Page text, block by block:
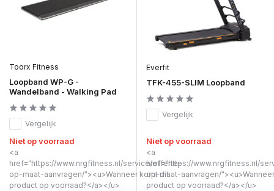
Toorx Fitness
Loopband WP-G -
Wandelband - Walking Pad
Vergelijk
Niet op voorraad
<a
href="https://www.nrgfitness.nl/service/offerte-
op-maat-aanvragen/"><u>Wanneer komt dit
product op voorraad?</a></u>
Everfit
TFK-455-SLIM Loopband
Vergelijk
Niet op voorraad
<a
href="https://www.nrgfitness.nl/
op-maat-aanvragen/
product op voorraad?</a></u>